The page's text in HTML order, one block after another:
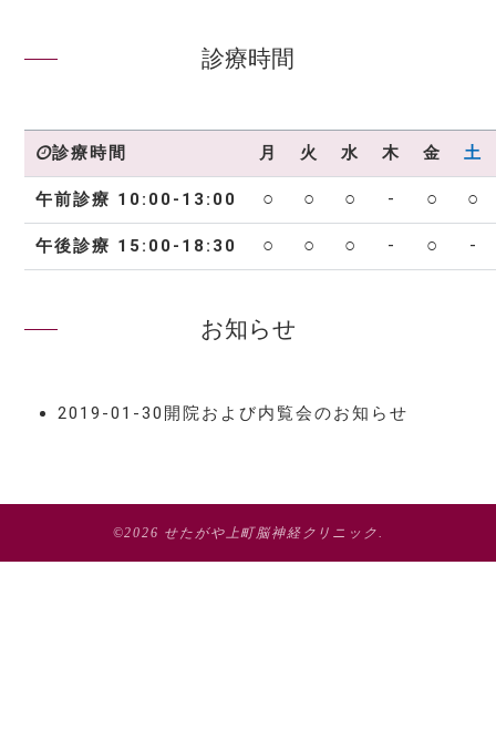
診療時間
診療時間 月 火 水 木 金 土
午前診療 10:00-13:00 ○ ○ ○ - ○ ○
午後診療 15:00-18:30 ○ ○ ○ - ○ -
お知らせ
2019-01-30 開院および内覧会のお知らせ
©2026 せたがや上町脳神経クリニック.